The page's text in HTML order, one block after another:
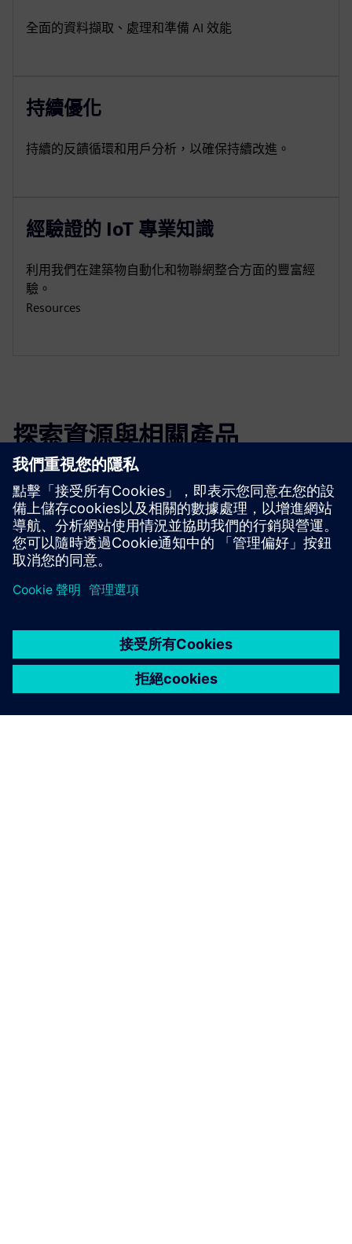
全面的資料擷取、處理和準備 AI 效能
持續優化
持續的反饋循環和用戶分析，以確保持續改進。
經驗證的 IoT 專業知識
利用我們在建築物自動化和物聯網整合方面的豐富經
驗。
Resources
探索資源與相關產品
其他資訊與資源
網站：生成人工智能-AI 諮詢和 AI 解決方案